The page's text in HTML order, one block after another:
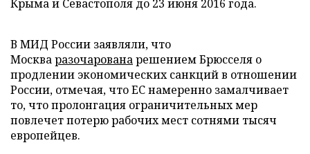
Крыма и Севастополя до 23 июня 2016 года.
В МИД России заявляли, что
Москваразочарованарешением Брюсселя о
продлении экономических санкций в отношении
России, отмечая, что ЕС намеренно замалчивает
то, что пролонгация ограничительных мер
повлечет потерю рабочих мест сотнями тысяч
европейцев.